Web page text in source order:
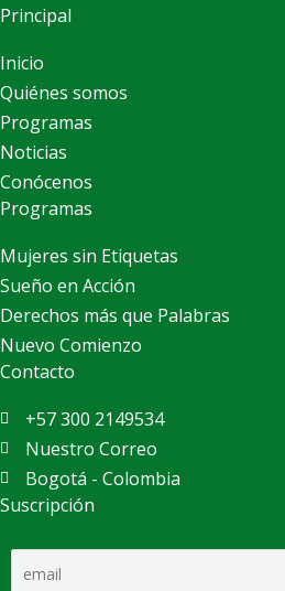
Principal
Inicio
Quiénes somos
Programas
Noticias
Conócenos
Programas
Mujeres sin Etiquetas
Sueño en Acción
Derechos más que Palabras
Nuevo Comienzo
Contacto
+57 300 2149534
Nuestro Correo
Bogotá - Colombia
Suscripción